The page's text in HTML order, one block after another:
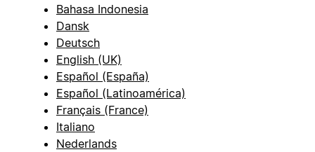
Bahasa Indonesia
Dansk
Deutsch
English (UK)
Español (España)
Español (Latinoamérica)
Français (France)
Italiano
Nederlands